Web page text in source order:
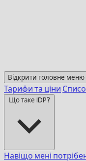
Відкрити головне меню
Тарифи та ціни
Що таке IDP?
Навіщо мені